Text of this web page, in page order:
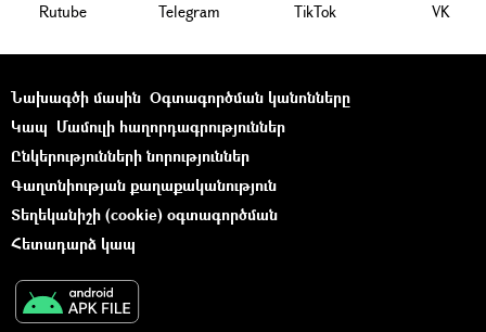
Rutube Telegram ТikТоk VK
Նախագծի մասին Օգտագործման կանոնները
Կապ Մամուլի հաղորդագրություններ
Ընկերությունների նորություններ
Գաղտնիության քաղաքականություն
Տեղեկանիշի (cookie) օգտագործման
Հետադարձ կապ